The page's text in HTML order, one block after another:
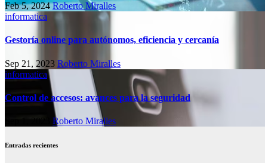
Feb 5, 2024Roberto Miralles
informatica
Gestoría online para autónomos, eficiencia y cercanía
Sep 21, 2023 Roberto Miralles
informatica
Control de accesos: avances para la seguridad
Roberto Miralles
Entradas recientes